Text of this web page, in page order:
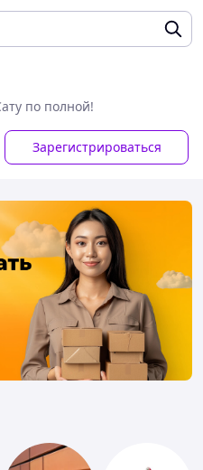
по полной!
Зарегистрироваться